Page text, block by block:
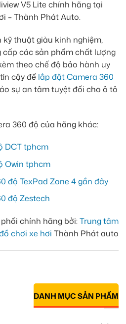
V5 Lite chính hãng tại
– Thành Phát Auto.
kỹ thuật giàu kinh nghiệm,
các sản phẩm chất lượng
theo chế độ bảo hành uy
cậy để lắp đặt Camera 360
sự an tâm tuyệt đối cho ô tô
360 độ của hãng khác:
DCT tphcm
Owin tphcm
độ TexPad Zone 4 gần đây
độ Zestech
chính hãng bởi:Trung tâm
chơi xe hơi Thành Phát auto
DANH MỤC SẢN PHẨM